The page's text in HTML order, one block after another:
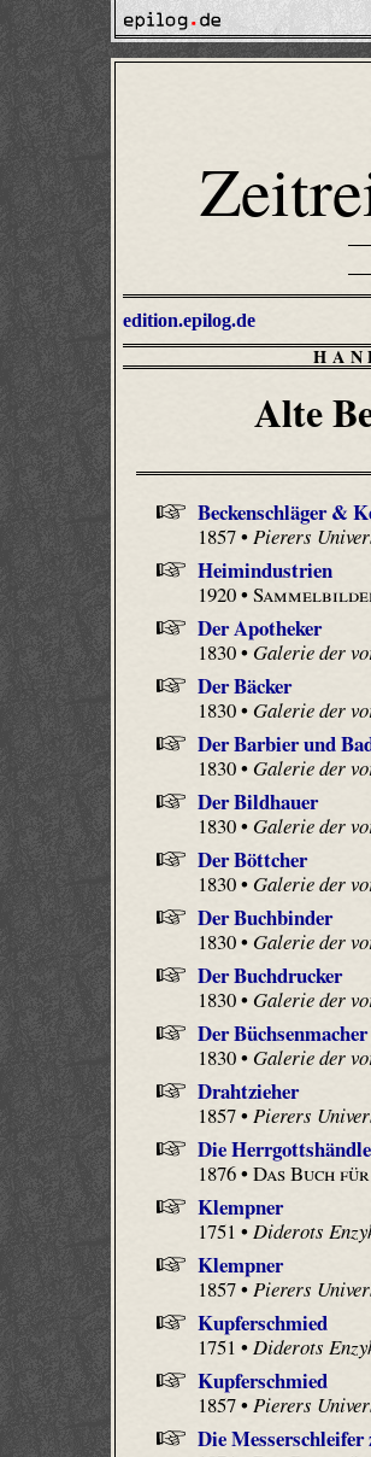
edition.epilog.de
Alte
Beckenschläger &
1857 •Pierers
Heimindustrien
1920 •
Der Apotheker
1830 • Galerie der
Der Bäcker
1830 •Galerie der
Der Barbier und
1830 •Galerie der
Der Bildhauer
1830 •Galerie der
Der Böttcher
1830 •Galerie der
Der Buchbinder
1830 •Galerie der
Der Buchdrucker
1830 •Galerie der
Der
1830 • Galerie der
Drahtzieher
1857 •Pierers
Die
1876 •Das Buch
Klempner
1751 •Diderots
Klempner
1857 •Pierers
Kupferschmied
1751 •Diderots
Kupferschmied
1857 •Pierers
Die Messerschleifer